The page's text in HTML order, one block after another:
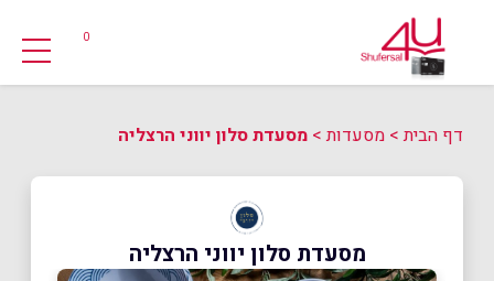
0
דף הבית> מסעדות> מסעדת סלון יווני הרצליה
מסעדת סלון יווני הרצליה